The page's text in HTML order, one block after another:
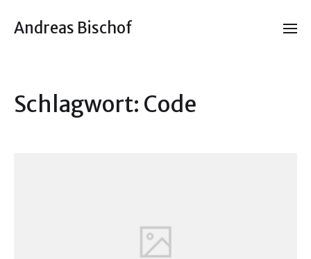
Andreas Bischof
Schlagwort: Code